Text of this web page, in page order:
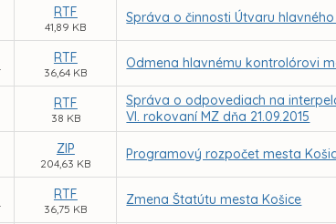
RTF
41,89 KB
Správa o činnosti Útvaru
RTF
36,64 KB
Odmena hlavnému kontrolórovi
RTF
38 KB
Správa o odpovediach na
VI. rokovaní MZ dňa 21.09.2015
ZIP
204,63 KB
Programový rozpočet mesta
RTF
36,75 KB
Zmena Štatútu mesta Košice